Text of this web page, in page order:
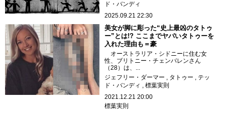
ド・バンディ
2025.09.21 22:30
美女が脚に彫った“史上最凶のタトゥ
ー”とは!? ここまでヤバいタトゥーを
入れた理由も＝豪
オーストラリア・シドニーに住む女
性、ブリトニー・チェンバレンさん
（28）は、...
ジェフリー・ダーマー
タトゥー
テッ
ド・バンディ
標葉実則
2021.12.21 20:00
標葉実則